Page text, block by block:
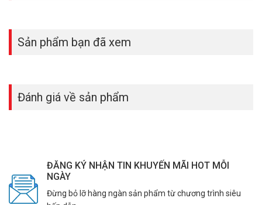
Sản phẩm bạn đã xem
Đánh giá về sản phẩm
ĐĂNG KÝ NHẬN TIN KHUYẾN MÃI HOT MỖI
NGÀY
Đừng bỏ lỡ hàng ngàn sản phẩm từ chương trình siêu